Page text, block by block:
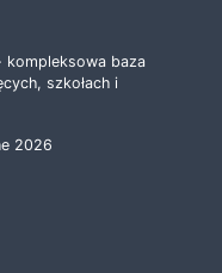
kompleksowa baza
szkołach i
2026